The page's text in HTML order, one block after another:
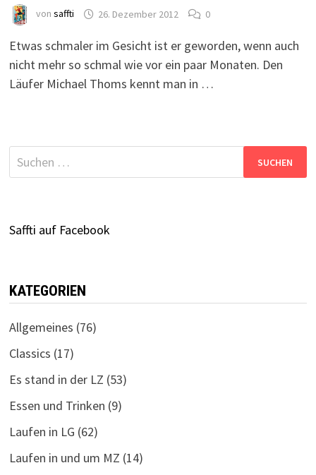
von saffti 26. Dezember 2012 0
Etwas schmaler im Gesicht ist er geworden, wenn auch
nicht mehr so schmal wie vor ein paar Monaten. Den
Läufer Michael Thoms kennt man in …
Suchen
nach:
Saffti auf Facebook
KATEGORIEN
Allgemeines (76)
Classics (17)
Es stand in der LZ (53)
Essen und Trinken (9)
Laufen in LG (62)
Laufen in und um MZ (14)